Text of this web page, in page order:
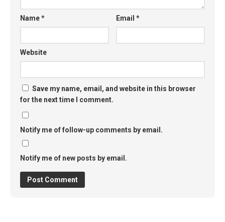
Name* Email*
Website
Save my name, email, and website in this browser
for the next time I comment.
Notify me of follow-up comments by email.
Notify me of new posts by email.